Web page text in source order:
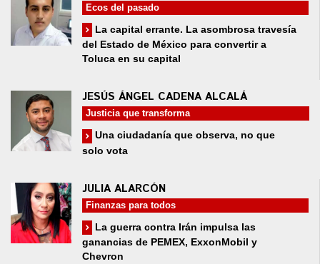
Ecos del pasado
La capital errante. La asombrosa travesía
del Estado de México para convertir a
Toluca en su capital
JESÚS ÁNGEL CADENA ALCALÁ
Justicia que transforma
Una ciudadanía que observa, no que
solo vota
JULIA ALARCÓN
Finanzas para todos
La guerra contra Irán impulsa las
ganancias de PEMEX, ExxonMobil y
Chevron